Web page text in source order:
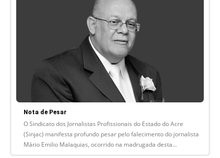
Nota de Pesar
O Sindicato dos Jornalistas Profissionais do Estado do Acre
(Sinjac) manifesta profundo pesar pelo falecimento do jornalista
Mário Emilio Malaquias, ocorrido na madrugada desta...